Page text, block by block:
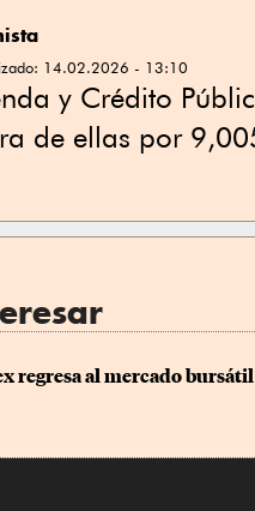
14.02.2026 - 13:10
y Crédito
de ellas por
regresa al mercado bursátil